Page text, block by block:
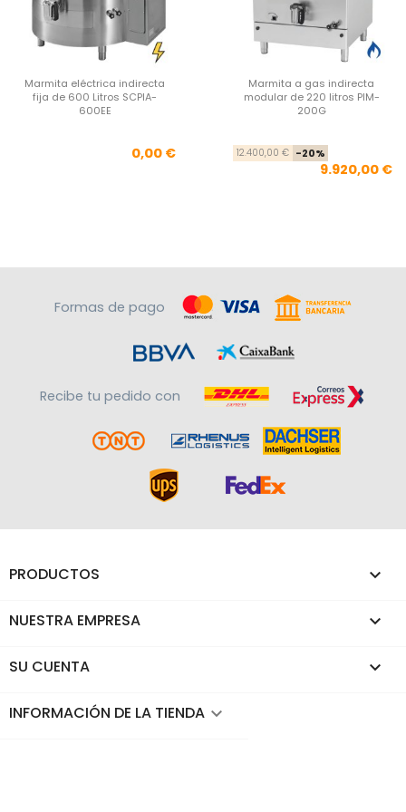
Marmita eléctrica indirecta
fija de 600 Litros SCPIA-
600EE
Precio
0,00 €
Marmita a gas indirecta
modular de 220 litros PIM-
200G
12.400,00 € -20%
9.920,00 €
Formas de pago
Recibe tu pedido con
PRODUCTOS 
NUESTRA EMPRESA 
SU CUENTA 
INFORMACIÓN DE LA TIENDA keyboard_arrow_down